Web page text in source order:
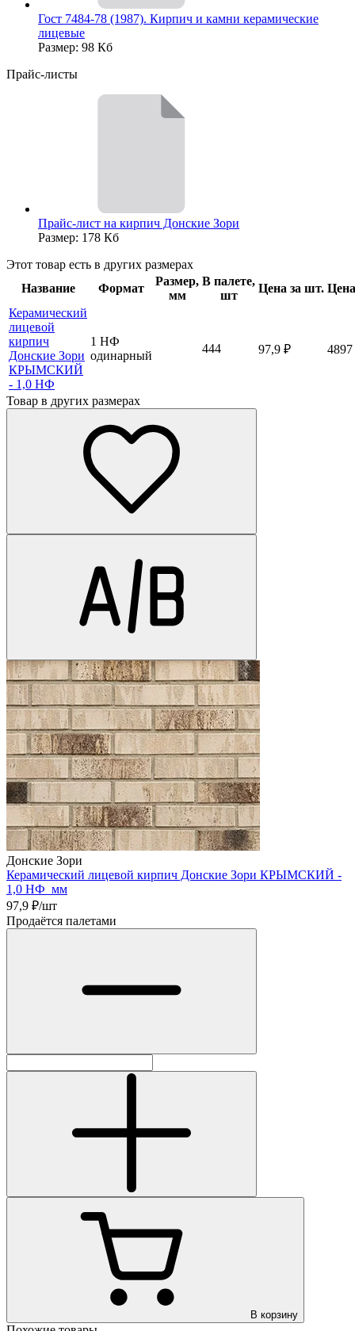
Гост 7484-78 (1987). Кирпич и камни керамические
лицевые
Размер: 98 Кб
Прайс-листы
Прайс-лист на кирпич Донские Зори
Размер: 178 Кб
Этот товар есть в других размерах
Название
Формат
Размер,
мм
В палете,
шт
Цена за шт.
Керамический
лицевой
кирпич
Донские Зори
КРЫМСКИЙ
- 1,0 НФ
1 НФ
одинарный
444 97,9 ₽ 4897
Товар в других размерах
Донские Зори
Керамический лицевой кирпич Донские Зори КРЫМСКИЙ -
1,0 НФ мм
97,9 ₽/шт
Продаётся палетами
В корзину